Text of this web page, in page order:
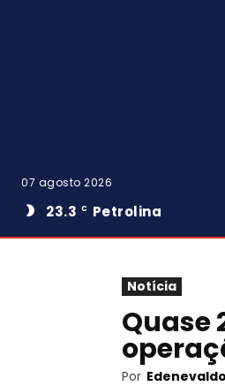
07 agosto 2026
23.3 C Petrolina
Notícia
Quase
Por